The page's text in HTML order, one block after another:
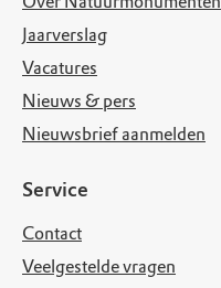
Jaarverslag
Vacatures
Nieuws & pers
Nieuwsbrief aanmelden
Service
Contact
Veelgestelde vragen